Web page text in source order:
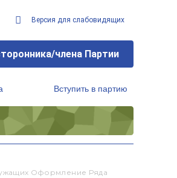
Версия для слабовидящих
члена Партии
Вступить в партию
Оформление Ряда